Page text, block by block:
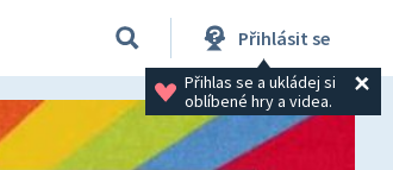
Přihlásit se
Přihlas se a ukládej si
oblíbené hry a videa.